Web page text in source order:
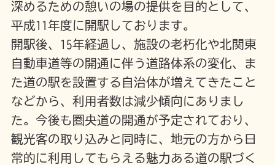
深めるための憩いの場の提供を目的として、
平成11年度に開駅しております。
開駅後、15年経過し、施設の老朽化や北関東
自動車道等の開通に伴う道路体系の変化、ま
た道の駅を設置する自治体が増えてきたこと
などから、利用者数は減少傾向にありまし
た。今後も圏央道の開通が予定されており、
観光客の取り込みと同時に、地元の方から日
常的に利用してもらえる魅力ある道の駅づく